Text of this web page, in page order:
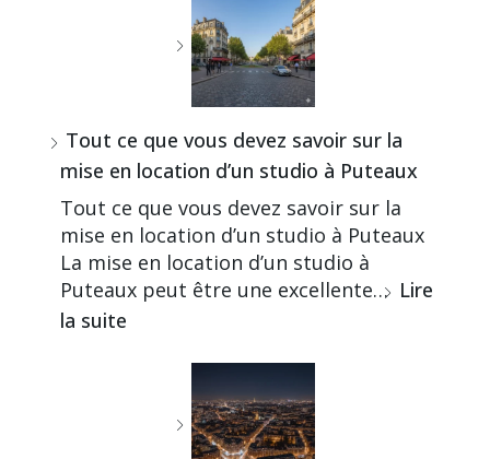
Tout ce que vous devez savoir sur la
mise en location d’un studio à Puteaux
Tout ce que vous devez savoir sur la
mise en location d’un studio à Puteaux
La mise en location d’un studio à
Puteaux peut être une excellente… Lire
la suite